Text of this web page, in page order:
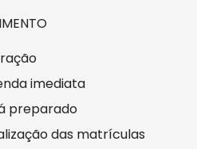
imediata
preparado
das matrículas